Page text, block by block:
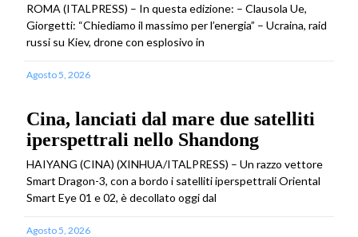
ROMA (ITALPRESS) – In questa edizione: – Clausola Ue,
Giorgetti: “Chiediamo il massimo per l’energia” – Ucraina, raid
russi su Kiev, drone con esplosivo in
Agosto 5, 2026
Cina, lanciati dal mare due satelliti
iperspettrali nello Shandong
HAIYANG (CINA) (XINHUA/ITALPRESS) – Un razzo vettore
Smart Dragon-3, con a bordo i satelliti iperspettrali Oriental
Smart Eye 01 e 02, è decollato oggi dal
Agosto 5, 2026